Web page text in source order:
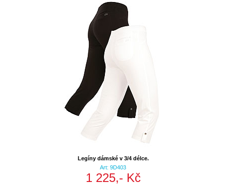
Legíny dámské v 3/4 délce.
Art: 9D403
1 225,- Kč